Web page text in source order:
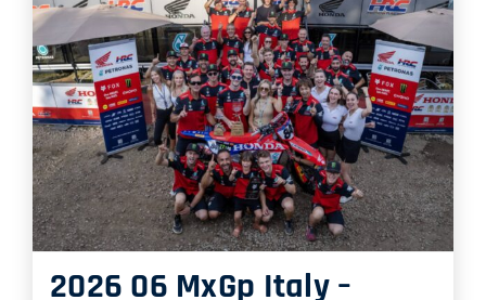
2026 06 MxGp Italy –